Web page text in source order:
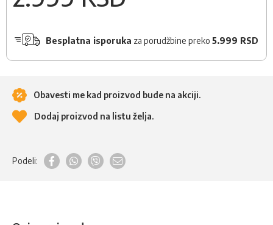
Besplatna isporuka za porudžbine preko 5.999 RSD
Obavesti me kad proizvod bude na akciji.
Dodaj proizvod na listu želja.
Podeli: